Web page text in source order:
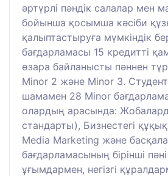
әртүрлі пәндік салалар мен
бойынша қосымша кәсіби
қалыптастыруға мүмкіндік
бағдарламасы 15 кредитті
өзара байланысты пәннен
Minor 2 және Minor 3.
шамамен 28 Minor
олардың арасында:
стандарты), Бизнестегі
Media Marketing және
бағдарламасының бірінші пәні
ұғымдармен, негізгі